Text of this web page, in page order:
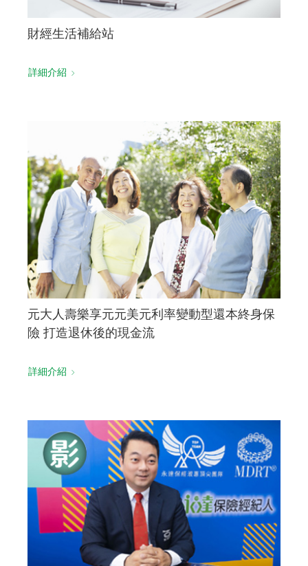
財經生活補給站
詳細介紹
元大人壽樂享元元美元利率變動型還本終身保
險 打造退休後的現金流
詳細介紹